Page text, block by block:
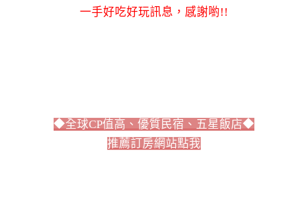
一手好吃好玩訊息，感謝喲!!
◆全球CP值高、優質民宿、五星飯店◆
推薦訂房網站點我